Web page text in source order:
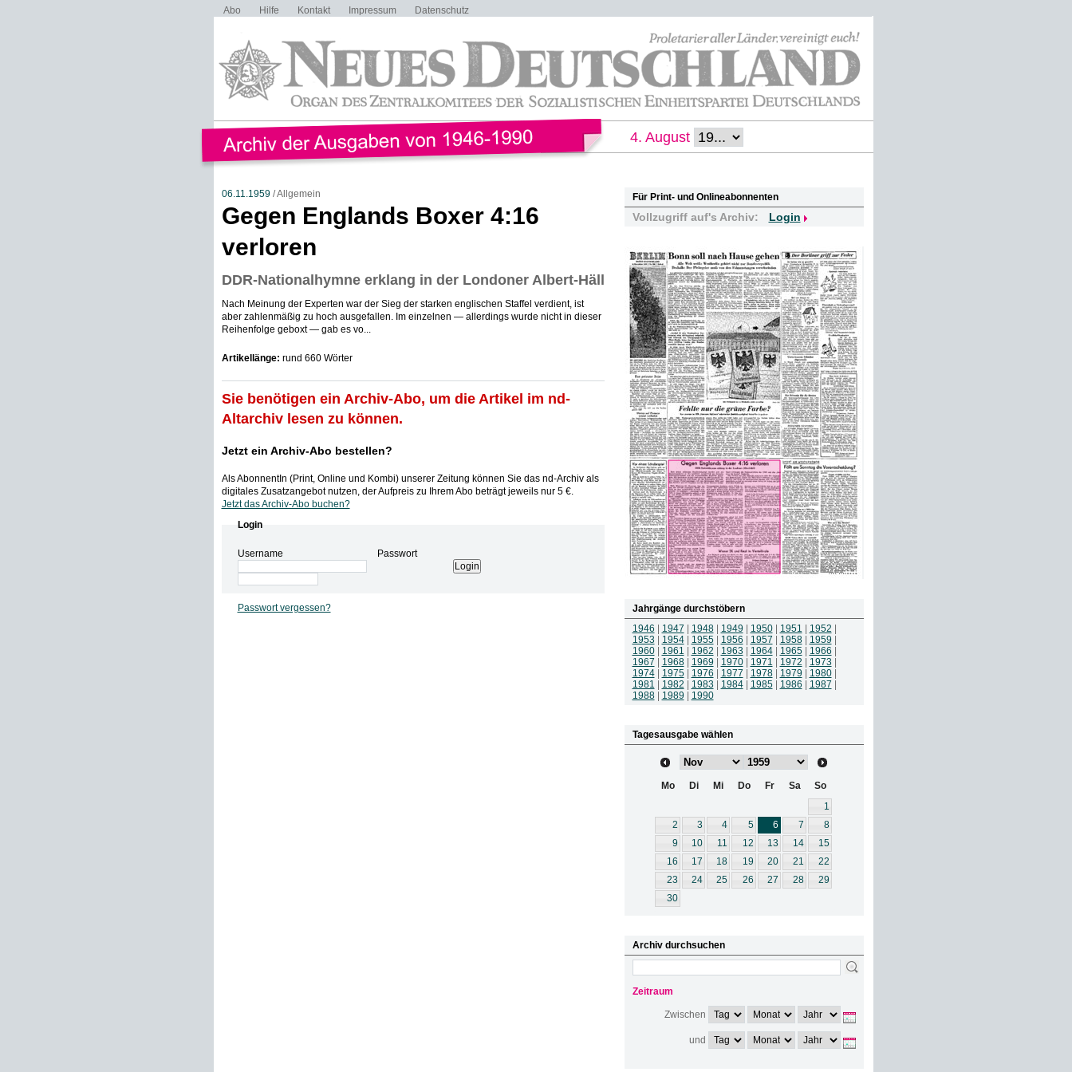
Abo Hilfe Kontakt Impressum Datenschutz
4. August
06.11.1959/ Allgemein
Gegen Englands Boxer 4:16
verloren
DDR-Nationalhymne erklang in der Londoner Albert-Häll
Nach Meinung der Experten war der Sieg der starken englischen Staffel verdient, ist
aber zahlenmäßig zu hoch ausgefallen. Im einzelnen — allerdings wurde nicht in dieser
Reihenfolge geboxt — gab es vo...
Artikellänge: rund 660 Wörter
Sie benötigen ein Archiv-Abo, um die Artikel im nd-
Altarchiv lesen zu können.
Jetzt ein Archiv-Abo bestellen?
Als AbonnentIn (Print, Online und Kombi) unserer Zeitung können Sie das nd-Archiv als
digitales Zusatzangebot nutzen, der Aufpreis zu Ihrem Abo beträgt jeweils nur 5 €.
Jetzt das Archiv-Abo buchen?
Login
Username Passwort
Passwort vergessen?
Für Print- und Onlineabonnenten
Vollzugriff auf's Archiv: Login
Jahrgänge durchstöbern
1946
1947 1948| 1949 1950| 1951 1952
1953
1954| 1955| 1956 1957 1958| 1959
1960| 1961 1962 1963 1964| 1965| 1966
1967
1968| 1969 1970| 1971 1972 1973
1974| 1975| 1976 1977 1978| 1979 1980|
1981
1982 1983 1984| 1985| 1986 1987
1988| 1989 1990
Tagesausgabe wählen
Mo Di Mi Do Fr Sa
So
1
2
3 4 5 6 7
8
9
10 11 12 13 14
15
16
17 18 19 20 21
22
23
24 25 26 27 28
29
30
Archiv durchsuchen
Zeitraum
Zwischen
und